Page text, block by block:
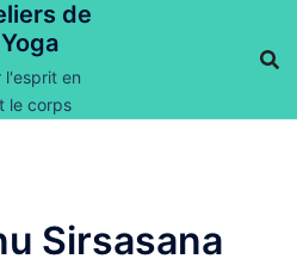
de
Yoga
l'esprit en
le corps
Sirsasana